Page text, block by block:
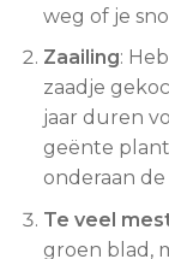
weg of je
Zaailing:
zaadje
jaar duren
geënte
onderaan de
Te veel
groen blad,